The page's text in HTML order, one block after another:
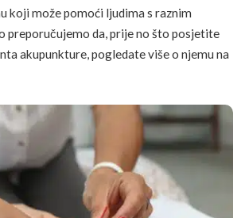
koji može pomoći ljudima s raznim
preporučujemo da, prije no što posjetite
akupunkture, pogledate više o njemu na